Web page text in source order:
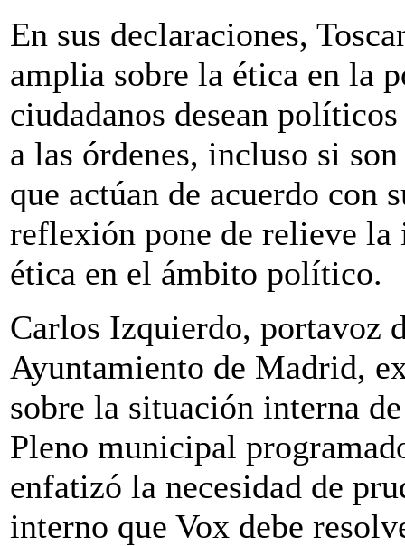
En sus declaraciones,
amplia sobre la ética en la
ciudadanos desean
a las órdenes, incluso si
que actúan de acuerdo con
reflexión pone de relieve
ética en el ámbito político.
Carlos Izquierdo, portavoz
Ayuntamiento de Madrid,
sobre la situación interna
Pleno municipal
enfatizó la necesidad de
interno que Vox debe